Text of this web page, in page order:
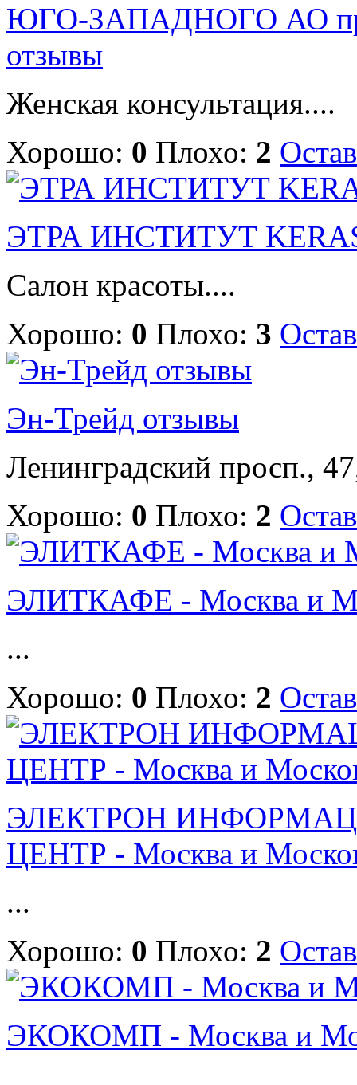
ЮГО-ЗАПАДНОГО АО
отзывы
Женская консультация....
Хорошо: 0 Плохо: 2
ЭТРА ИНСТИТУТ
Салон красоты....
Хорошо: 0 Плохо: 3
Эн-Трейд отзывы
Ленинградский просп.,
Хорошо: 0 Плохо: 2
ЭЛИТКАФЕ - Москва и
...
Хорошо: 0 Плохо: 2
ЭЛЕКТРОН
ЦЕНТР - Москва и
...
Хорошо: 0 Плохо: 2
ЭКОКОМП - Москва и